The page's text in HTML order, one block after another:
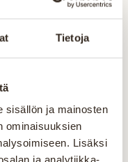
Tietoja
sisällön ja mainosten
ominaisuuksien
Lisäksi
ja analytiikka-
version)
i